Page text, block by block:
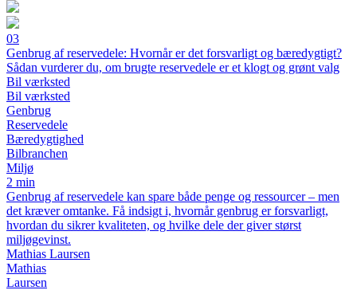
03
Genbrug af reservedele: Hvornår er det forsvarligt og bæredygtigt?
Sådan vurderer du, om brugte reservedele er et klogt og grønt valg
Bil værksted
Bil værksted
Genbrug
Reservedele
Bæredygtighed
Bilbranchen
Miljø
2 min
Genbrug af reservedele kan spare både penge og ressourcer – men
det kræver omtanke. Få indsigt i, hvornår genbrug er forsvarligt,
hvordan du sikrer kvaliteten, og hvilke dele der giver størst
miljøgevinst.
Mathias Laursen
Mathias
Laursen